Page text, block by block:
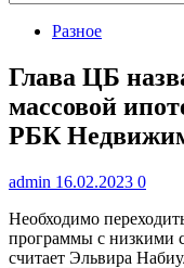
Разное
Глава ЦБ
массовой
РБК
admin 16.02.2023 0
Необходимо
программы с низкими
считает Эльвира